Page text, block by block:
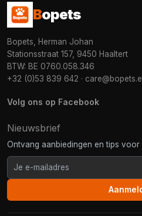
Bopets
Bopets, Herman Johan
Stationsstraat 157, 9450 Haaltert
BTW: BE 0760.058.346
+32 (0)53 839 642 ·
Volg ons op Facebook
Nieuwsbrief
Ontvang aanbiedingen en tips voor